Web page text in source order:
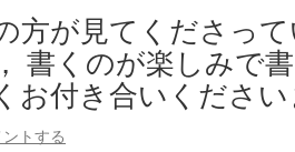
方が見てくださっ
書くのが楽しみで
お付き合いくださ
トする